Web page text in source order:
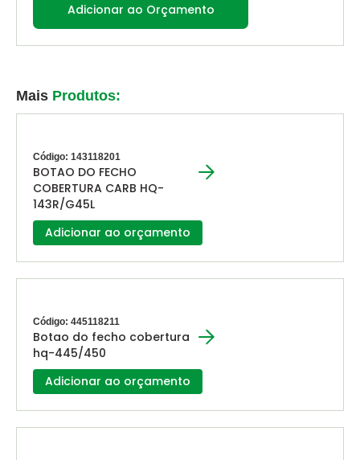
Adicionar ao Orçamento
Mais Produtos:
Código: 143118201
BOTAO DO FECHO
COBERTURA CARB HQ-
143R/G45L
Adicionar ao orçamento
Código: 445118211
Botao do fecho cobertura
hq-445/450
Adicionar ao orçamento